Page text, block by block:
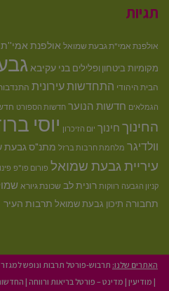
תגיות
אולפנת אמי"ת גבעת שמואל אולפנת אמי''ת
מקומיותביטחון ופלילים בני עקיבא
הבית היהודי התחדשות עירונית
הגמלאים חדשות הנוער חדשות הספורט
החינוך חינוך יום הזיכרון יוסי
וולדיגר מלחמת חרבות ברזל מתנ"ס גבעת
עיריית גבעת שמואל פורום פו"פ
קניון הגבעה רווקות רונית לב שכונת גיורא
תחבורה תיכון גבעת שמואל תרבות העיר
האתרים שלנו: תרבוש-פורטל תרבות ונופש
| מודיעין | מדינט – פורטל בריאות ורווחה |